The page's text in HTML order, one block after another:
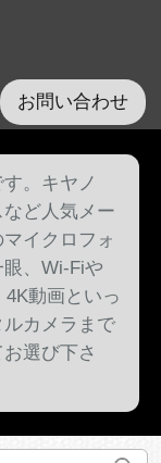
お問い合わせ
。キヤノ
ど人気メー
イクロフォ
、Wi-Fiや
動画といっ
カメラまで
選び下さ